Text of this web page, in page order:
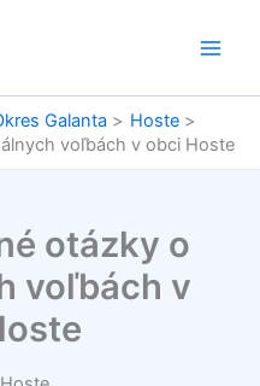
Galanta
Hoste
voľbách v obci Hoste
otázky o
voľbách v